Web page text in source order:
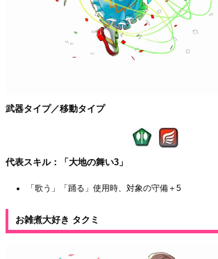
武器タイプ／移動タイプ
代表スキル：「大地の舞い3」
「歌う」「踊る」使用時、対象の守備＋5
お雑煮大好き タクミ